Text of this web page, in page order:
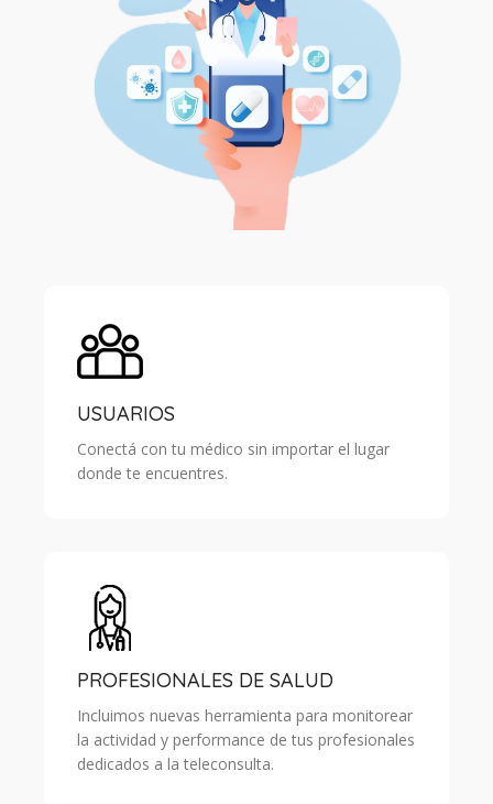
USUARIOS
Conectá con tu médico sin importar el lugar
donde te encuentres.
PROFESIONALES DE SALUD
Incluimos nuevas herramienta para monitorear
la actividad y performance de tus profesionales
dedicados a la teleconsulta.